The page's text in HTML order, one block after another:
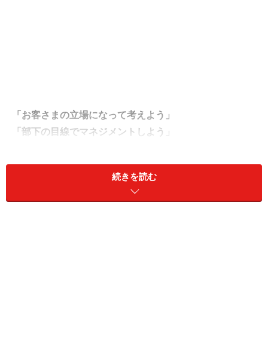
「お客さまの立場になって考えよう」
「部下の目線でマネジメントしよう」
ビジネスやマネジメントにおいて、「相手の立場や身に
なる」ことの重要性はよく語られていますね。でも、な
かなか難しいと感じているのが本音ではないでしょう
続きを読む